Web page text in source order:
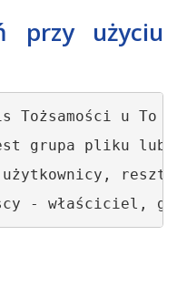
przy użyciu
Tożsamości u To
- właściciel,